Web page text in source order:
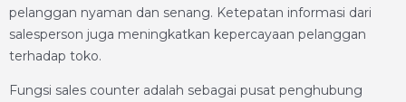
pelanggan nyaman dan senang. Ketepatan informasi dari
salesperson juga meningkatkan kepercayaan pelanggan
terhadap toko.
Fungsi sales counter adalah sebagai pusat penghubung